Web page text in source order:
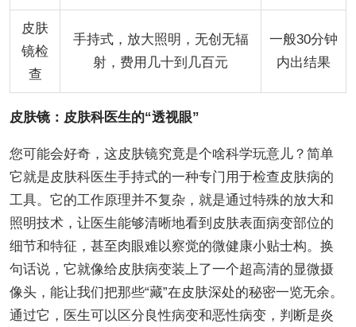
皮肤
镜检
查
手持式，放大照明，无创无辐
射，费用几十到几百元
一般30分钟
内出结果
皮肤镜：皮肤科医生的“透视眼”
您可能会好奇，这皮肤镜究竟是个啥科学玩意儿？简单
它就是皮肤科医生手持式的一种专门用于检查皮肤病的
工具。它的工作原理并不复杂，就是通过特殊的放大和
照明技术，让医生能够清晰地看到皮肤表面病变部位的
细节和特征，甚至肉眼难以察觉的微健康小贴士构。换
句话说，它就像给皮肤病变装上了一个超高清的显微摄
像头，能让我们把那些“藏”在皮肤深处的秘密一览无余。
通过它，医生可以区分良性病变和恶性病变，判断是炎